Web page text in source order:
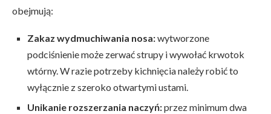
obejmują:
Zakaz wydmuchiwania nosa:wytworzone
podciśnienie może zerwać strupy i wywołać krwotok
wtórny. W razie potrzeby kichnięcia należy robić to
wyłącznie z szeroko otwartymi ustami.
Unikanie rozszerzania naczyń:przez minimum dwa